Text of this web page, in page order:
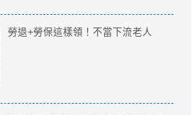
勞退+勞保這樣領！不當下流老人